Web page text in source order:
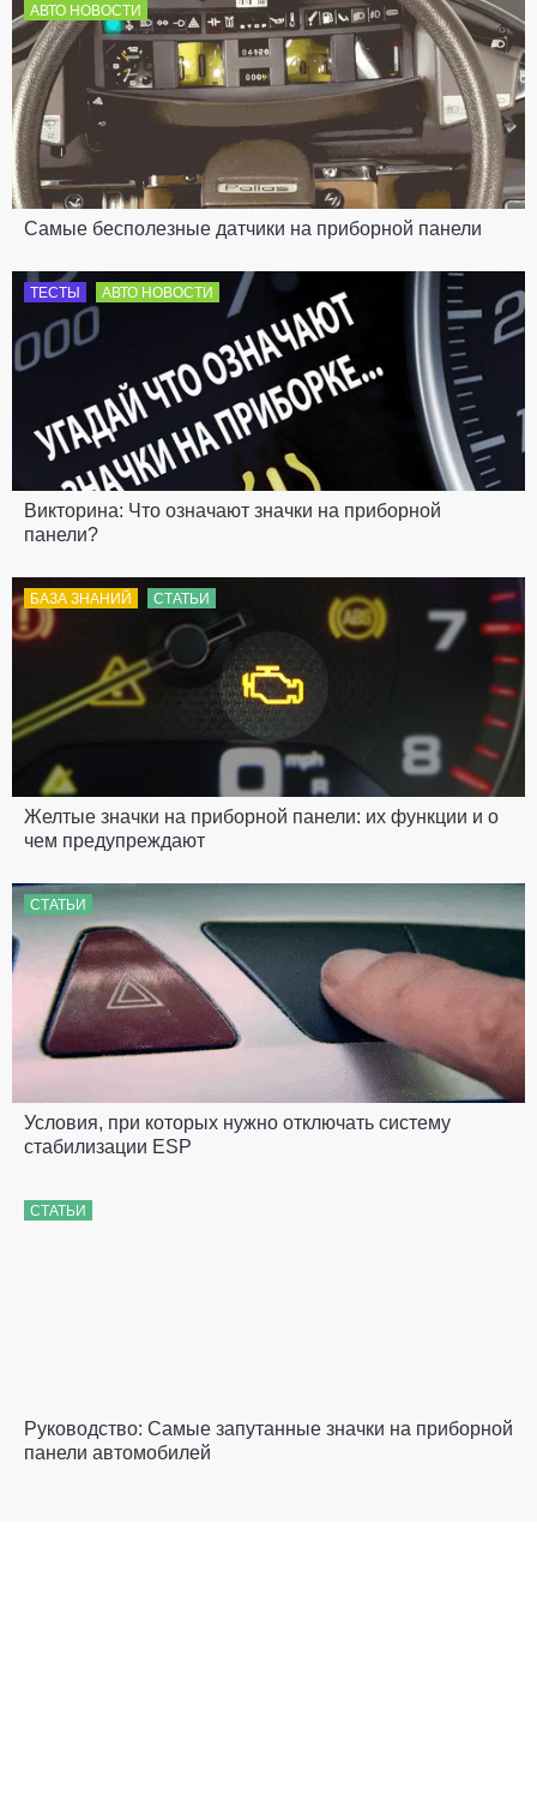
АВТО НОВОСТИ
Самые бесполезные датчики на приборной панели
ТЕСТЫ АВТО НОВОСТИ
Викторина: Что означают значки на приборной
панели?
БАЗА ЗНАНИЙ СТАТЬИ
Желтые значки на приборной панели: их функции и о
чем предупреждают
СТАТЬИ
Условия, при которых нужно отключать систему
стабилизации ESP
СТАТЬИ
Руководство: Самые запутанные значки на приборной
панели автомобилей